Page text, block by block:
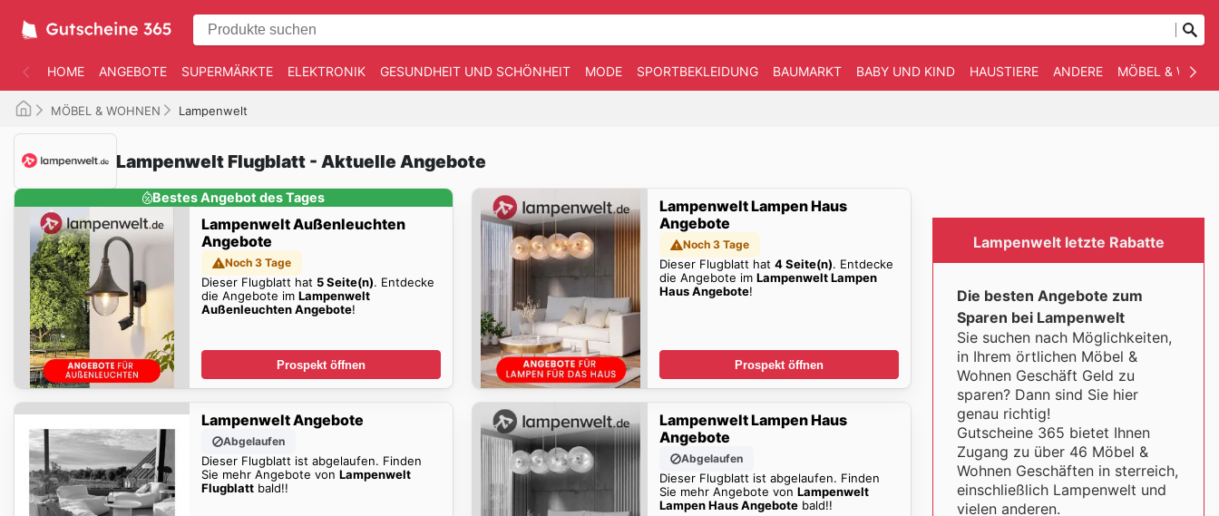
HOME ANGEBOTE SUPERMÄRKTE ELEKTRONIK GESUNDHEIT UND SCHÖNHEIT MODE SPORTBEKLEIDUNG BAUMARKT BABY UND KIND HAUSTIERE ANDERE MÖBEL &
MÖBEL & WOHNEN Lampenwelt
Lampenwelt Flugblatt - Aktuelle Angebote
Bestes Angebot des Tages
Lampenwelt Außenleuchten
Angebote
Noch 3 Tage
Dieser Flugblatt hat 5 Seite(n). Entdecke
die Angebote im Lampenwelt
Außenleuchten Angebote!
Prospekt öffnen
Lampenwelt Lampen Haus
Angebote
Noch 3 Tage
Dieser Flugblatt hat4 Seite(n). Entdecke
die Angebote imLampenwelt Lampen
Haus Angebote!
Prospekt öffnen
Lampenwelt Angebote
Abgelaufen
Dieser Flugblatt ist abgelaufen. Finden
Sie mehr Angebote von Lampenwelt
Flugblattbald!!
Lampenwelt Lampen Haus
Angebote
Abgelaufen
Dieser Flugblatt ist abgelaufen. Finden
Sie mehr Angebote vonLampenwelt
Lampen Haus Angebote bald!!
Lampenwelt letzte Rabatte
Die besten Angebote zum
Sparen bei Lampenwelt
Sie suchen nach Möglichkeiten,
in Ihrem örtlichen Möbel &
Wohnen Geschäft Geld zu
sparen? Dann sind Sie hier
genau richtig!
Gutscheine 365 bietet Ihnen
Zugang zu über 46 Möbel &
Wohnen Geschäften in sterreich,
einschließlich Lampenwelt und
vielen anderen.